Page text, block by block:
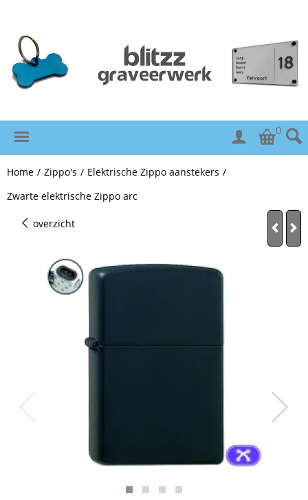
0
Home / Zippo's / Elektrische Zippo aanstekers /
Zwarte elektrische Zippo arc
overzicht